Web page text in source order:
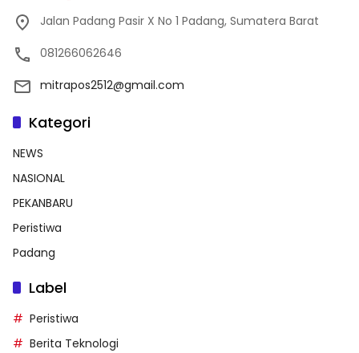
Jalan Padang Pasir X No 1 Padang, Sumatera Barat
081266062646
mitrapos2512@gmail.com
Kategori
NEWS
NASIONAL
PEKANBARU
Peristiwa
Padang
Label
Peristiwa
Berita Teknologi